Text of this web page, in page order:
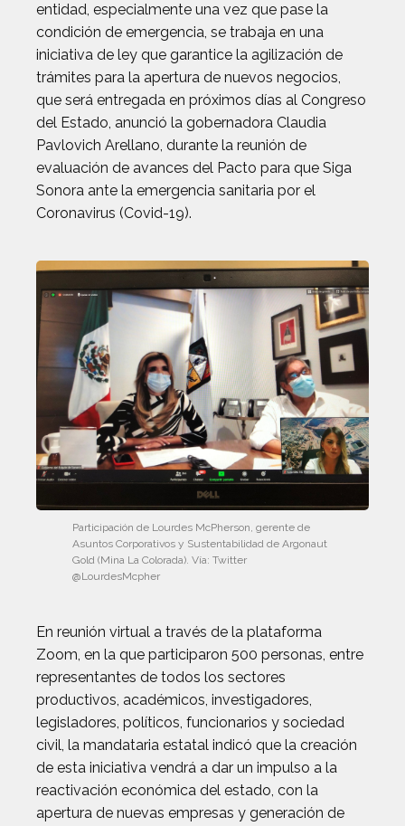
entidad, especialmente una vez que pase la
condición de emergencia, se trabaja en una
iniciativa de ley que garantice la agilización de
trámites para la apertura de nuevos negocios,
que será entregada en próximos días al Congreso
del Estado, anunció la gobernadora Claudia
Pavlovich Arellano, durante la reunión de
evaluación de avances del Pacto para que Siga
Sonora ante la emergencia sanitaria por el
Coronavirus (Covid-19).
Participación de Lourdes McPherson, gerente de
Asuntos Corporativos y Sustentabilidad de Argonaut
Gold (Mina La Colorada). Vía: Twitter
@LourdesMcpher
En reunión virtual a través de la plataforma
Zoom, en la que participaron 500 personas, entre
representantes de todos los sectores
productivos, académicos, investigadores,
legisladores, políticos, funcionarios y sociedad
civil, la mandataria estatal indicó que la creación
de esta iniciativa vendrá a dar un impulso a la
reactivación económica del estado, con la
apertura de nuevas empresas y generación de